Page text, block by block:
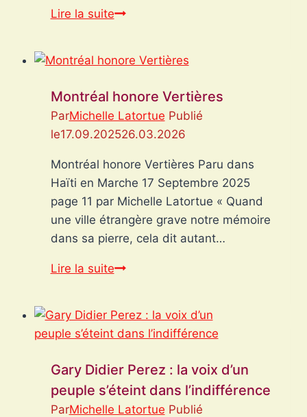
langue
lumière
Lire la suiteHommage
R
:
une
voix
de
l’âme
s’est
élevée
Montréal honore Vertières
ParMichelle Latortue Publié
le17.09.202526.03.2026
Montréal honore Vertières Paru dans
Haïti en Marche 17 Septembre 2025
page 11 par Michelle Latortue « Quand
une ville étrangère grave notre mémoire
dans sa pierre, cela dit autant…
Lire la suiteMontréal
Gary Didier Perez : la voix d’un
peuple s’éteint dans l’indifférence
ParMichelle Latortue Publié